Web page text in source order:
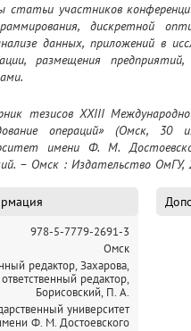
статьи участников
дискретной
данных, приложений в
размещения
операций» (Омск,
имени Ф. М.
– Омск : Издательство ОмГУ,
978-5-7779-2691-3
Омск
редактор, Захарова,
редактор,
Борисовский, П. А.
университет
Ф. М. Достоевского